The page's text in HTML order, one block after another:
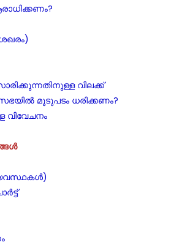
?
വിലക്ക്
മൂടുപടം ധരിക്കണം?
വിവേചനം